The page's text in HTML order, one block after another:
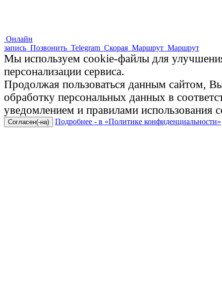
Онлайн
запись Позвонить Telegram Скорая Маршрут Маршрут
Мы используем cookie-файлы для
персонализации сервиса.
Продолжая пользоваться данным сайтом, Вы
обработку персональных данных в
уведомлением и правилами использования
Согласен(-на) Подробнее - в «Политике конфиденциальности»